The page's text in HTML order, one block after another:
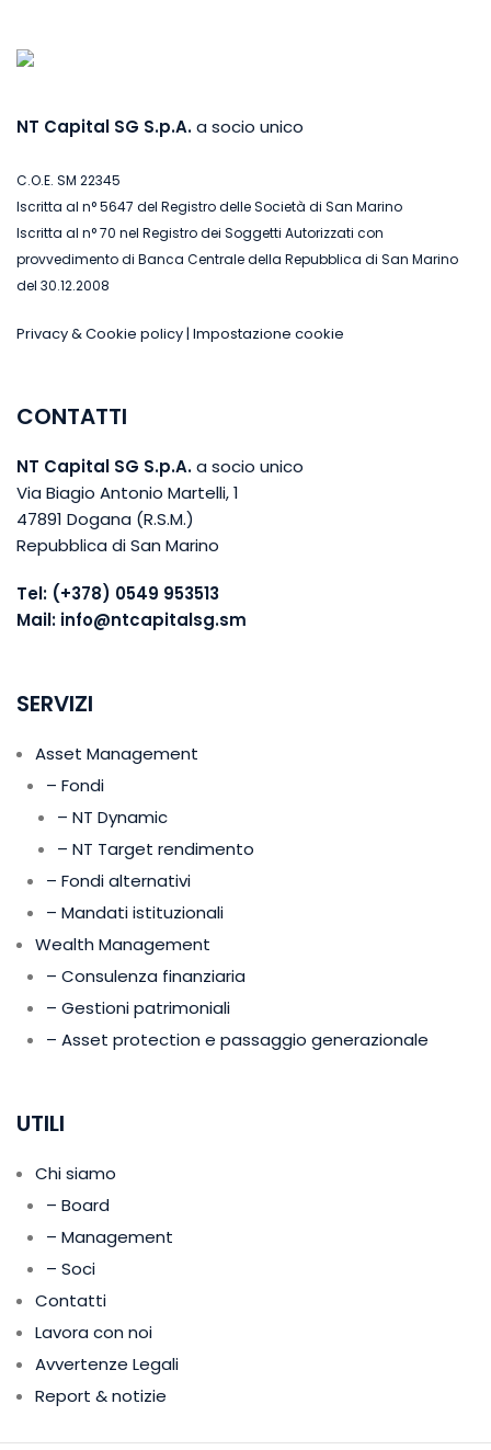
NT Capital SG S.p.A.a socio unico
C.O.E. SM 22345
Iscritta al n° 5647 del Registro delle Società di San Marino
Iscritta al n° 70 nel Registro dei Soggetti Autorizzati con
provvedimento di Banca Centrale della Repubblica di San Marino
del 30.12.2008
Privacy & Cookie policy| Impostazione cookie
CONTATTI
NT Capital SG S.p.A.a socio unico
Via Biagio Antonio Martelli, 1
47891 Dogana (R.S.M.)
Repubblica di San Marino
Tel: (+378) 0549 953513
Mail: info@ntcapitalsg.sm
SERVIZI
Asset Management
– Fondi
– NT Dynamic
– NT Target rendimento
– Fondi alternativi
– Mandati istituzionali
Wealth Management
– Consulenza finanziaria
– Gestioni patrimoniali
– Asset protection e passaggio generazionale
UTILI
Chi siamo
– Board
– Management
– Soci
Contatti
Lavora con noi
Avvertenze Legali
Report & notizie